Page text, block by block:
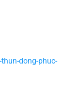
dong-phuc-